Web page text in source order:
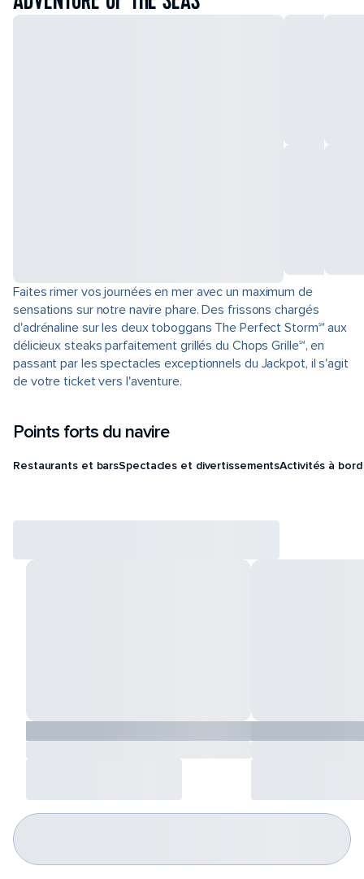
Faites rimer vos journées en mer avec un maximum de
sensations sur notre navire phare. Des frissons chargés
d'adrénaline sur les deux toboggans The Perfect Storm℠ aux
délicieux steaks parfaitement grillés du Chops Grille℠, en
passant par les spectacles exceptionnels du Jackpot, il s'agit
de votre ticket vers l'aventure.
Points forts du navire
Restaurants et barsSpectacles et divertissementsActivités à bord